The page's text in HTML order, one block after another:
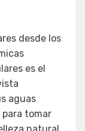
desde los
es el
aguas
tomar